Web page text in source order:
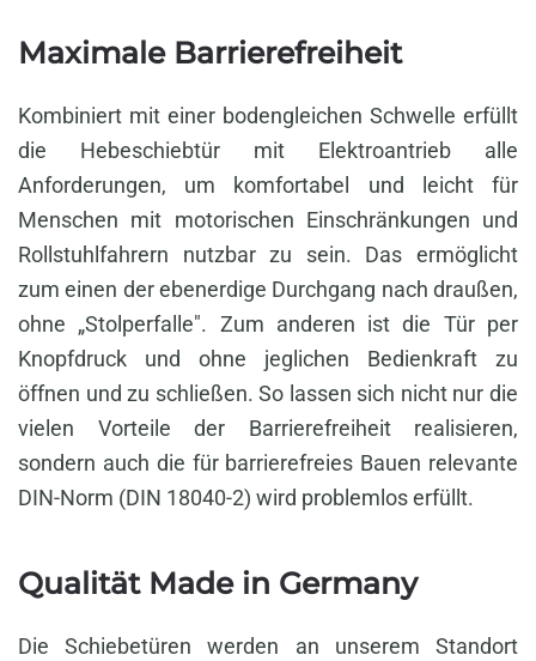
Maximale Barrierefreiheit
Kombiniert mit einer bodengleichen Schwelle erfüllt
die Hebeschiebtür mit Elektroantrieb alle
Anforderungen, um komfortabel und leicht für
Menschen mit motorischen Einschränkungen und
Rollstuhlfahrern nutzbar zu sein. Das ermöglicht
zum einen der ebenerdige Durchgang nach draußen,
ohne „Stolperfalle". Zum anderen ist die Tür per
Knopfdruck und ohne jeglichen Bedienkraft zu
öffnen und zu schließen. So lassen sich nicht nur die
vielen Vorteile der Barrierefreiheit realisieren,
sondern auch die für barrierefreies Bauen relevante
DIN-Norm (DIN 18040-2) wird problemlos erfüllt.
Qualität Made in Germany
Die Schiebetüren werden an unserem Standort